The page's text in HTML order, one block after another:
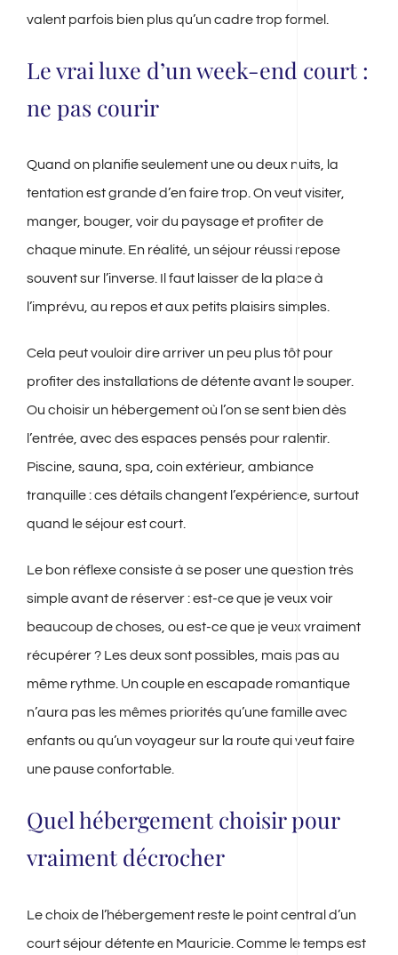
valent parfois bien plus qu’un cadre trop formel.
Le vrai luxe d’un week-end court :
ne pas courir
Quand on planifie seulement une ou deux nuits, la
tentation est grande d’en faire trop. On veut visiter,
manger, bouger, voir du paysage et profiter de
chaque minute. En réalité, un séjour réussi repose
souvent sur l’inverse. Il faut laisser de la place à
l’imprévu, au repos et aux petits plaisirs simples.
Cela peut vouloir dire arriver un peu plus tôt pour
profiter des installations de détente avant le souper.
Ou choisir un hébergement où l’on se sent bien dès
l’entrée, avec des espaces pensés pour ralentir.
Piscine, sauna, spa, coin extérieur, ambiance
tranquille : ces détails changent l’expérience, surtout
quand le séjour est court.
Le bon réflexe consiste à se poser une question très
simple avant de réserver : est-ce que je veux voir
beaucoup de choses, ou est-ce que je veux vraiment
récupérer ? Les deux sont possibles, mais pas au
même rythme. Un couple en escapade romantique
n’aura pas les mêmes priorités qu’une famille avec
enfants ou qu’un voyageur sur la route qui veut faire
une pause confortable.
Quel hébergement choisir pour
vraiment décrocher
Le choix de l’hébergement reste le point central d’un
court séjour détente en Mauricie. Comme le temps est